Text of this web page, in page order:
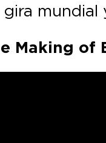
mundial
Making of